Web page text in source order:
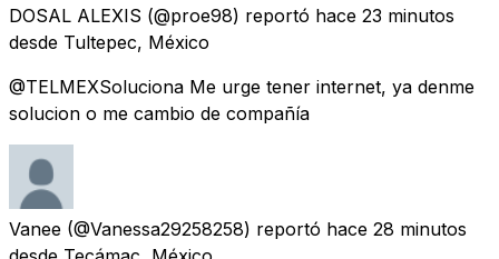
DOSAL ALEXIS (@proe98) reportó hace 23 minutos
desde Tultepec, México
@TELMEXSoluciona Me urge tener internet, ya denme
solucion o me cambio de compañía
Vanee (@Vanessa29258258) reportó hace 28 minutos